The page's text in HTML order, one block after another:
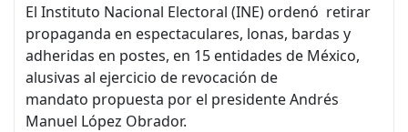
El Instituto Nacional Electoral (INE) ordenó retirar
propaganda en espectaculares, lonas, bardas y
adheridas en postes, en 15 entidades de México,
alusivas al ejercicio de revocación de
mandato propuesta por el presidente Andrés
Manuel López Obrador.